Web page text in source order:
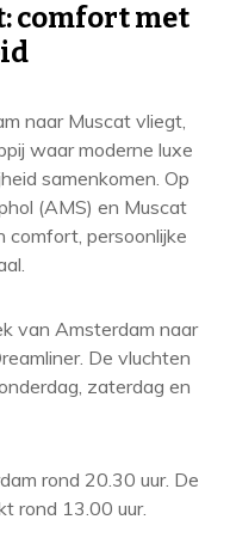
comfort met
naar Muscat vliegt,
waar moderne luxe
samenkomen. Op
(AMS) en Muscat
persoonlijke
van Amsterdam naar
De vluchten
zaterdag en
rond 20.30 uur. De
rond 13.00 uur.